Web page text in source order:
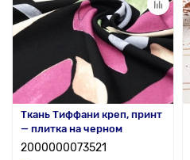
Ткань Тиффани креп, принт
— плитка на черном
2000000073521